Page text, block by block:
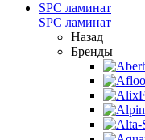
SPC ламинат
SPC ламинат
Назад
Бренды